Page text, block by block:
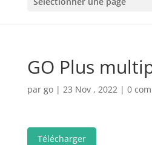
GO Plus
par go| 23 Nov , 2022| 0
Télécharger